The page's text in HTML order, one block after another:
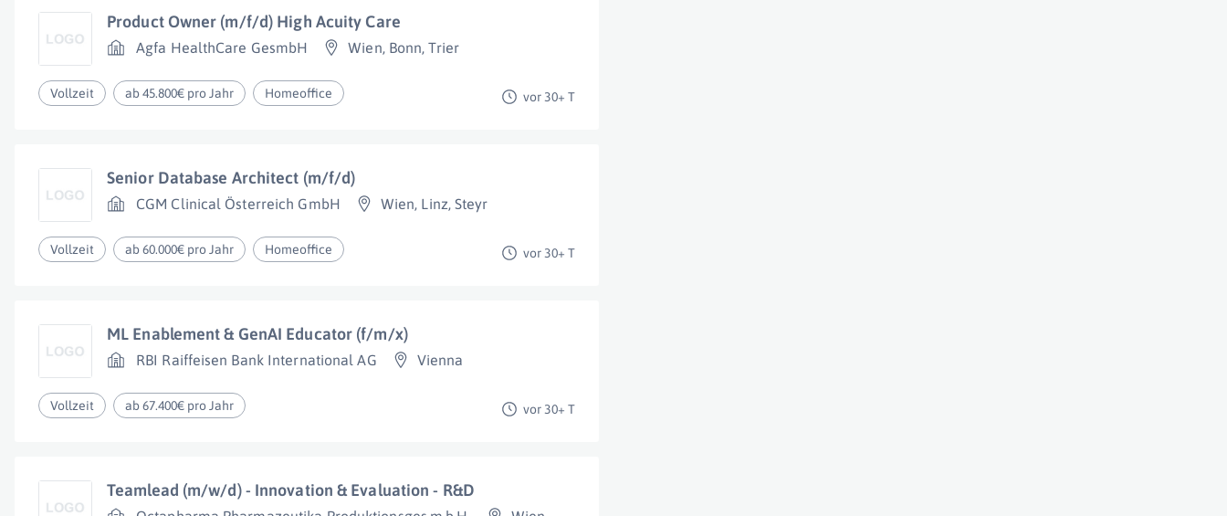
Product Owner (m/f/d) High Acuity Care
Agfa HealthCare GesmbH Wien, Bonn,Trier
Vollzeit ab 45.800€ pro Jahr Homeoffice vor 30+ T
Senior Database Architect (m/f/d)
CGM Clinical Österreich GmbH Wien, Linz,Steyr
Vollzeit ab 60.000€ pro Jahr Homeoffice vor 30+ T
ML Enablement & GenAI Educator (f/m/x)
RBI Raiffeisen Bank International AG Vienna
Vollzeit ab 67.400€ pro Jahr vor 30+ T
Teamlead (m/w/d) - Innovation & Evaluation - R&D